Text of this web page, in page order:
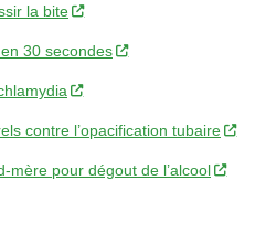
la bite
30 secondes
contre l’opacification tubaire
mère pour dégout de l’alcool